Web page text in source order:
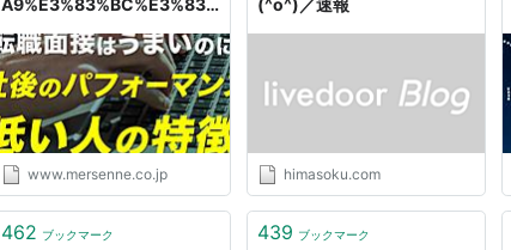
http://www.zero-city.com OJIJ...
%B9%E3%81%8C%E4%BD
%8E%E3%81%84%E3%81
%AE%E3%81%AB%E9%9D
%A2%E6%8E%A5%E3%81
%A0%E3%81%91%E3%81
%86%E3%81%BE%E3%81
%84%E4%BA%BA%E3%81
%AA%E3%82%93%E3%81
%A6
www.mersenne.co.jp himasoku.com
462 ブックマーク 439 ブックマーク